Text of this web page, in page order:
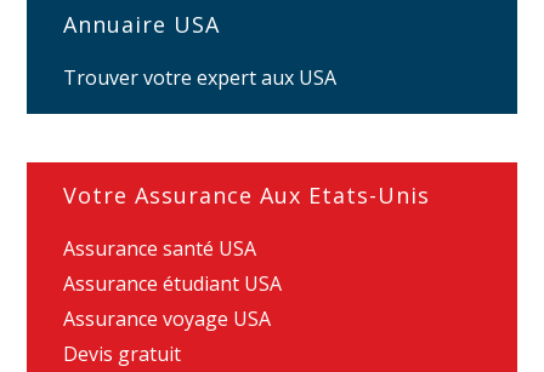
Annuaire USA
Trouver votre expert aux USA
Votre Assurance Aux Etats-Unis
Assurance santé USA
Assurance étudiant USA
Assurance voyage USA
Devis gratuit